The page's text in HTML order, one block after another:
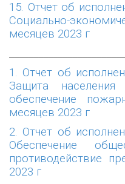
15. Отчет об
Социально-
месяцев 2023 г
1. Отчет об
Защита
обеспечение
месяцев 2023 г
2. Отчет об
Обеспечение
противодействие
2023 г